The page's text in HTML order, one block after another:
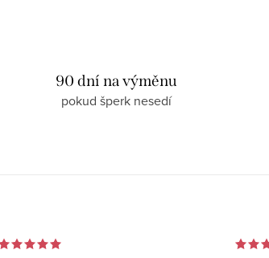
90 dní na výměnu
pokud šperk nesedí